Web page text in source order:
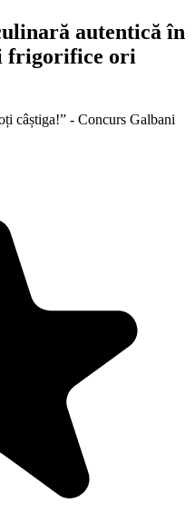
autentică în
frigorifice ori
câștiga!” - Concurs Galbani